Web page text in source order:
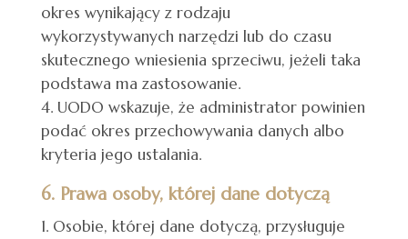
okres wynikający z rodzaju
wykorzystywanych narzędzi lub do czasu
skutecznego wniesienia sprzeciwu, jeżeli taka
podstawa ma zastosowanie.
UODO wskazuje, że administrator powinien
podać okres przechowywania danych albo
kryteria jego ustalania.
6. Prawa osoby, której dane dotyczą
Osobie, której dane dotyczą, przysługuje